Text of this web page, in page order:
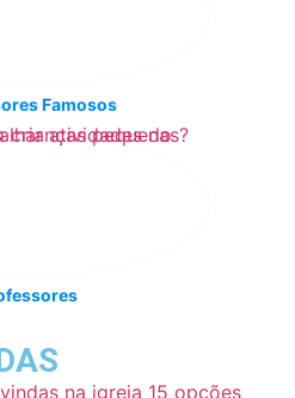
Famosos